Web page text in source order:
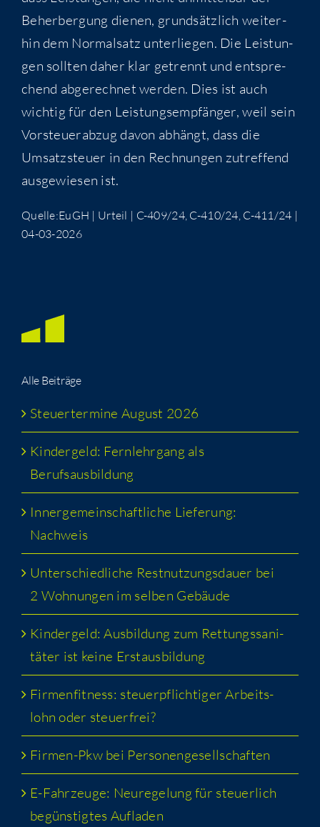
Beher­ber­gung die­nen, grund­sätz­lich wei­ter­
hin dem Nor­mal­satz unter­lie­gen. Die Leis­tun­
gen soll­ten daher klar getrennt und ent­spre­
chend abge­rech­net wer­den. Dies ist auch
wich­tig für den Leis­tungs­emp­fän­ger, weil sein
Vor­steu­er­ab­zug davon abhängt, dass die
Umsatz­steu­er in den Rech­nun­gen zutref­fend
aus­ge­wie­sen ist.
Quelle:EuGH | Urteil | C-409/24, C-410/24, C-411/24 |
04-03-2026
Alle Bei­trä­ge
Steu­er­ter­mi­ne August 2026
Kin­der­geld: Fern­lehr­gang als
Berufsausbildung
Inner­ge­mein­schaft­li­che Lie­fe­rung:
Nachweis
Unter­schied­li­che Rest­nut­zungs­dau­er bei
2 Woh­nun­gen im sel­ben Gebäude
Kin­der­geld: Aus­bil­dung zum Ret­tungs­sa­ni­
tä­ter ist kei­ne Erstausbildung
Fir­men­fit­ness: steu­er­pflich­ti­ger Arbeits­
lohn oder steuerfrei?
Fir­men-Pkw bei Personengesellschaften
E-Fahr­zeu­ge: Neu­re­ge­lung für steu­er­lich
begüns­tig­tes Aufladen